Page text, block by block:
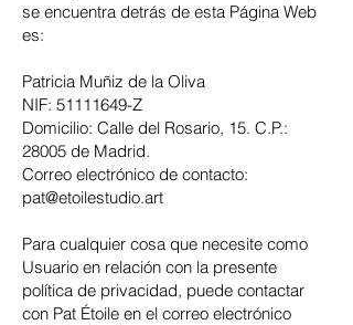
se encuentra detrás de esta Página Web
es:
Patricia Muñiz de la Oliva
NIF: 51111649-Z
Domicilio: Calle del Rosario, 15. C.P.:
28005 de Madrid.
Correo electrónico de contacto:
pat@etoilestudio.art
Para cualquier cosa que necesite como
Usuario en relación con la presente
política de privacidad, puede contactar
con Pat Étoile en el correo electrónico